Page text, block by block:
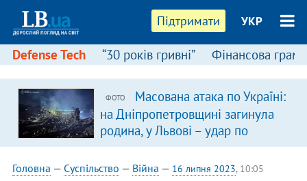
Підтримати УКР
Defense Tech “30 років гривні” Фінансова
ФОТО
Масована атака по Україні:
на Дніпропетровщині загинула
родина, у Львові – удар по
багатоповерхівках
(доповнюється)
Головна — Суспільство — Війна — 16 липня 2023, 10:05